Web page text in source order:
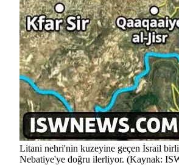
Litani nehri'nin kuzeyine geçen İsrail
Nebatiye'ye doğru ilerliyor. (Kaynak: